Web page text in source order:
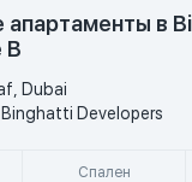
апартаменты в
B
Dubai
Binghatti Developers
Спален